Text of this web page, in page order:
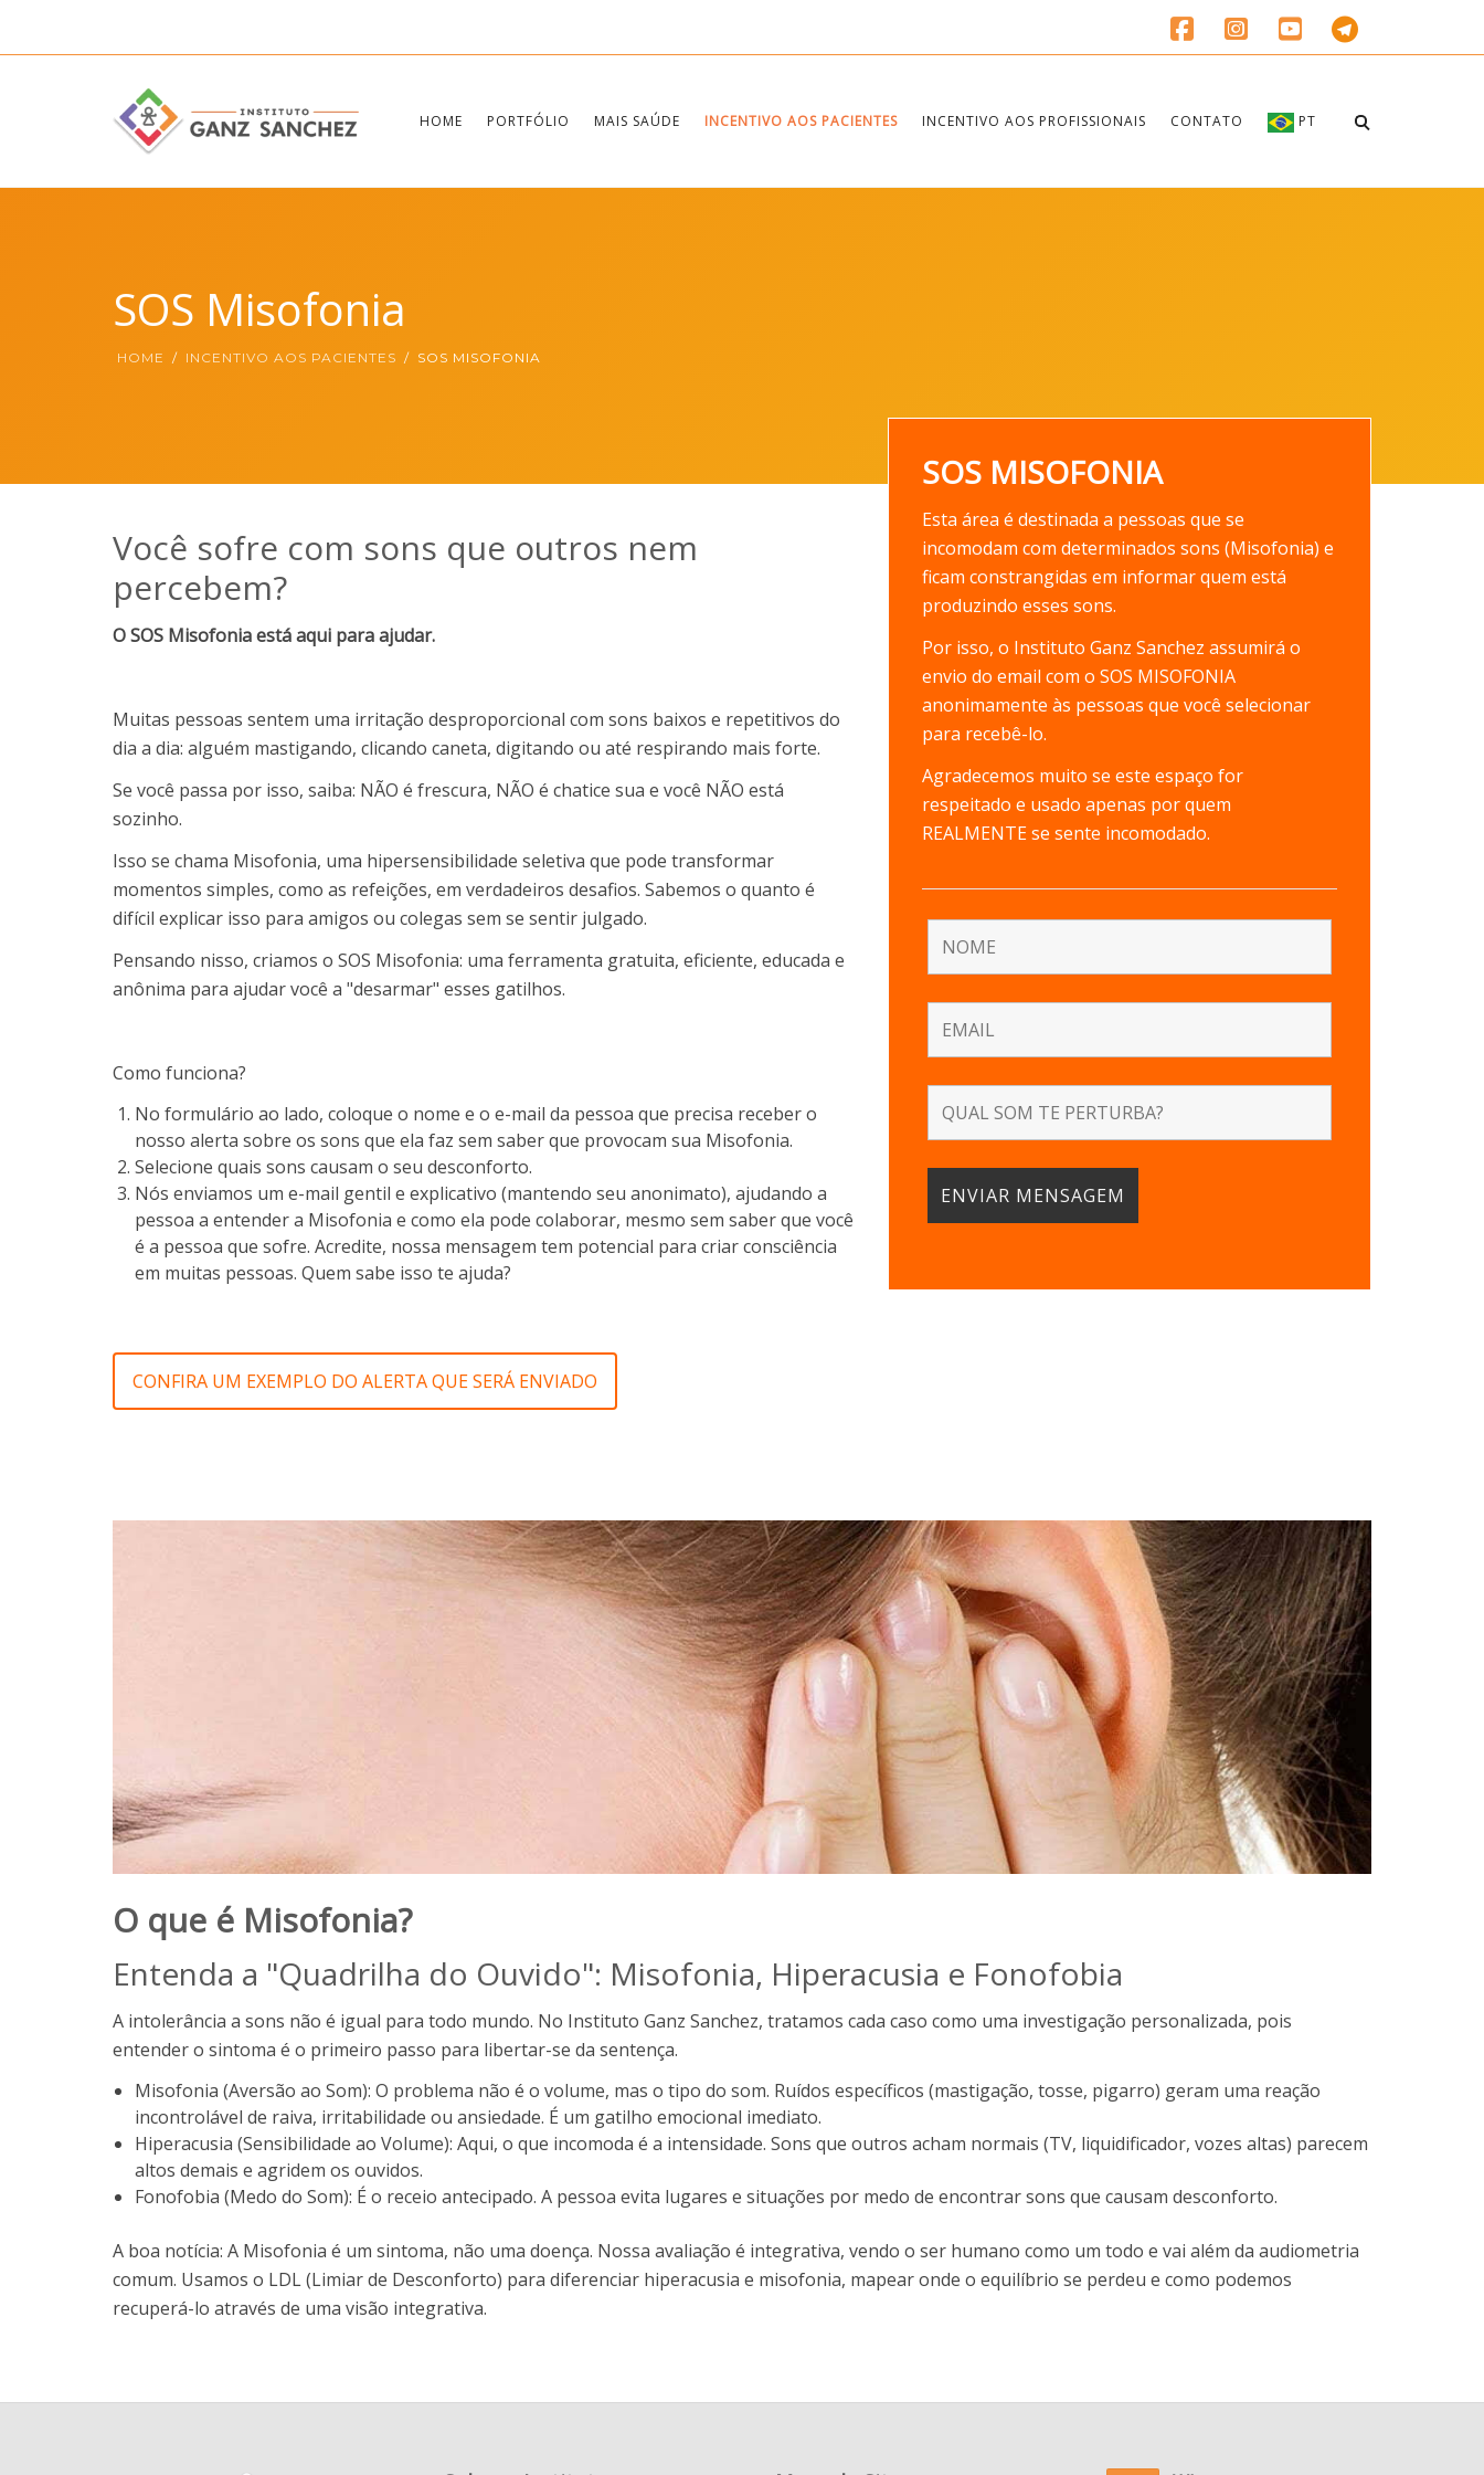
HOME PORTFÓLIO MAIS SAÚDE INCENTIVO AOS PACIENTES INCENTIVO AOS PROFISSIONAIS CONTATO PT
SOS Misofonia
HOME INCENTIVO AOS PACIENTES SOS MISOFONIA
Você sofre com sons que outros nem
percebem?
O SOS Misofonia está aqui para ajudar.
Muitas pessoas sentem uma irritação desproporcional com sons baixos e repetitivos do
dia a dia: alguém mastigando, clicando caneta, digitando ou até respirando mais forte.
Se você passa por isso, saiba: NÃO é frescura, NÃO é chatice sua e você NÃO está
sozinho.
Isso se chama Misofonia, uma hipersensibilidade seletiva que pode transformar
momentos simples, como as refeições, em verdadeiros desafios. Sabemos o quanto é
difícil explicar isso para amigos ou colegas sem se sentir julgado.
Pensando nisso, criamos o SOS Misofonia: uma ferramenta gratuita, eficiente, educada e
anônima para ajudar você a "desarmar" esses gatilhos.
Como funciona?
No formulário ao lado, coloque o nome e o e-mail da pessoa que precisa receber o
nosso alerta sobre os sons que ela faz sem saber que provocam sua Misofonia.
Selecione quais sons causam o seu desconforto.
Nós enviamos um e-mail gentil e explicativo (mantendo seu anonimato), ajudando a
pessoa a entender a Misofonia e como ela pode colaborar, mesmo sem saber que você
é a pessoa que sofre. Acredite, nossa mensagem tem potencial para criar consciência
em muitas pessoas. Quem sabe isso te ajuda?
CONFIRA UM EXEMPLO DO ALERTA QUE SERÁ ENVIADO
SOS MISOFONIA
Esta área é destinada a pessoas que se
incomodam com determinados sons (Misofonia) e
ficam constrangidas em informar quem está
produzindo esses sons.
Por isso, o Instituto Ganz Sanchez assumirá o
envio do email com o SOS MISOFONIA
anonimamente às pessoas que você selecionar
para recebê-lo.
Agradecemos muito se este espaço for
respeitado e usado apenas por quem
REALMENTE se sente incomodado.
O que é Misofonia?
Entenda a "Quadrilha do Ouvido": Misofonia, Hiperacusia e Fonofobia
A intolerância a sons não é igual para todo mundo. No Instituto Ganz Sanchez, tratamos cada caso como uma investigação personalizada, pois
entender o sintoma é o primeiro passo para libertar-se da sentença.
Misofonia (Aversão ao Som): O problema não é o volume, mas o tipo do som. Ruídos específicos (mastigação, tosse, pigarro) geram uma reação
incontrolável de raiva, irritabilidade ou ansiedade. É um gatilho emocional imediato.
Hiperacusia (Sensibilidade ao Volume): Aqui, o que incomoda é a intensidade. Sons que outros acham normais (TV, liquidificador, vozes altas) parecem
altos demais e agridem os ouvidos.
Fonofobia (Medo do Som): É o receio antecipado. A pessoa evita lugares e situações por medo de encontrar sons que causam desconforto.
A boa notícia: A Misofonia é um sintoma, não uma doença. Nossa avaliação é integrativa, vendo o ser humano como um todo e vai além da audiometria
comum. Usamos o LDL (Limiar de Desconforto) para diferenciar hiperacusia e misofonia, mapear onde o equilíbrio se perdeu e como podemos
recuperá-lo através de uma visão integrativa.